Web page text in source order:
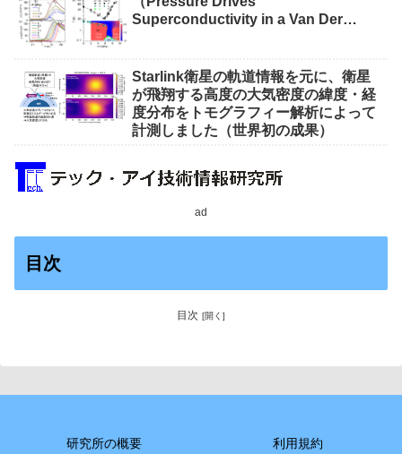
Superconductivity in a Van Der
Starlink衛星の軌道情報を元に、衛星
が飛翔する高度の大気密度の緯度・経
度分布をトモグラフィー解析によって
計測しました（世界初の成果）
ad
目次
目次
研究所の概要 利用規約